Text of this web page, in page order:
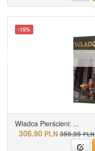
-15%
Władca Pierścieni: ...
306.90 PLN 359.95 PLN